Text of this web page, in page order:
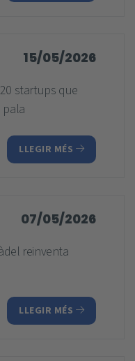
15/05/2026
startups que
pala
LLEGIR MÉS
07/05/2026
reinventa
LLEGIR MÉS